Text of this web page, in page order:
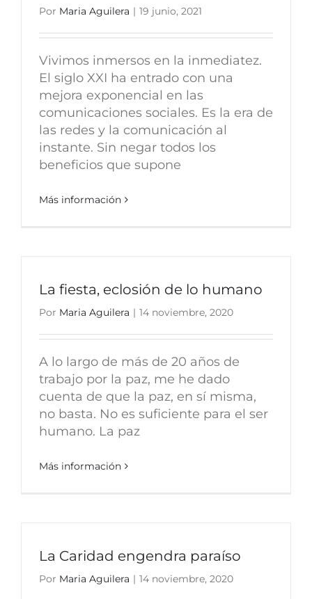
Por Maria Aguilera | 19 junio, 2021
Vivimos inmersos en la inmediatez.
El siglo XXI ha entrado con una
mejora exponencial en las
comunicaciones sociales. Es la era de
las redes y la comunicación al
instante. Sin negar todos los
beneficios que supone
Más información
La fiesta, eclosión de lo humano
Por Maria Aguilera | 14 noviembre, 2020
A lo largo de más de 20 años de
trabajo por la paz, me he dado
cuenta de que la paz, en sí misma,
no basta. No es suficiente para el ser
humano. La paz
Más información
La Caridad engendra paraíso
Por Maria Aguilera | 14 noviembre, 2020